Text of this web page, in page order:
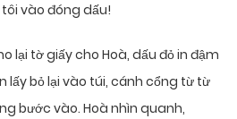
vào đóng dấu!
lại tờ giấy cho Hoà, dấu đỏ in đậm
lấy bỏ lại vào túi, cánh cổng từ từ
bước vào. Hoà nhìn quanh,